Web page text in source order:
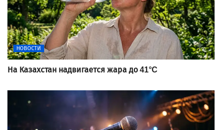
НОВОСТИ
На Казахстан надвигается жара до 41°C